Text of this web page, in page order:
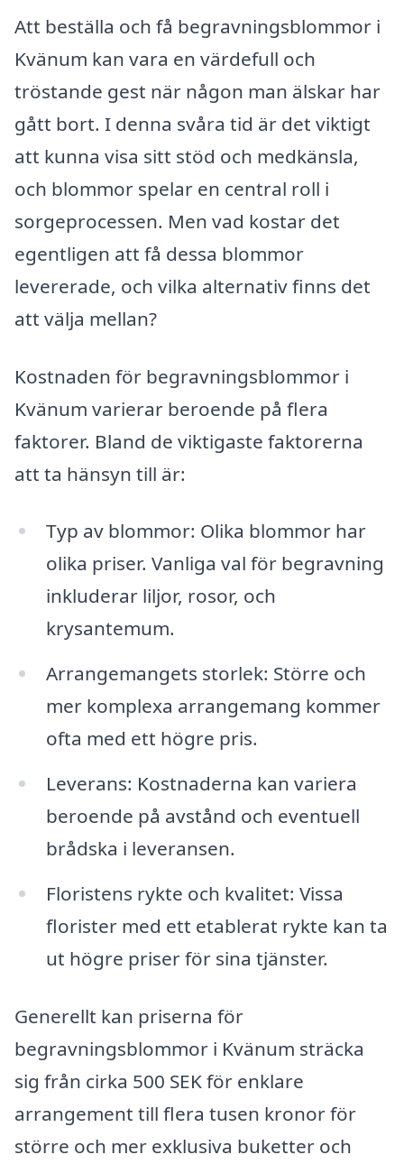
Att beställa och få begravningsblommor i
Kvänum kan vara en värdefull och
tröstande gest när någon man älskar har
gått bort. I denna svåra tid är det viktigt
att kunna visa sitt stöd och medkänsla,
och blommor spelar en central roll i
sorgeprocessen. Men vad kostar det
egentligen att få dessa blommor
levererade, och vilka alternativ finns det
att välja mellan?
Kostnaden för begravningsblommor i
Kvänum varierar beroende på flera
faktorer. Bland de viktigaste faktorerna
att ta hänsyn till är:
Typ av blommor: Olika blommor har
olika priser. Vanliga val för begravning
inkluderar liljor, rosor, och
krysantemum.
Arrangemangets storlek: Större och
mer komplexa arrangemang kommer
ofta med ett högre pris.
Leverans: Kostnaderna kan variera
beroende på avstånd och eventuell
brådska i leveransen.
Floristens rykte och kvalitet: Vissa
florister med ett etablerat rykte kan ta
ut högre priser för sina tjänster.
Generellt kan priserna för
begravningsblommor i Kvänum sträcka
sig från cirka 500 SEK för enklare
arrangement till flera tusen kronor för
större och mer exklusiva buketter och